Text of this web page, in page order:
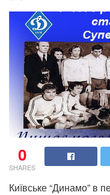
0
SHARES
Київське “Динамо” в